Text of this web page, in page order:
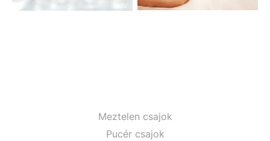
Meztelen csajok
Pucér csajok